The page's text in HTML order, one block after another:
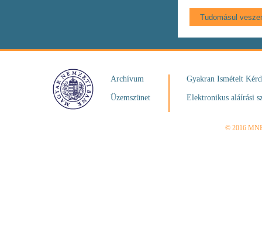
Archívum
Üzemszünet
Gyakran Ismételt
Elektronikus aláírási
© 2016